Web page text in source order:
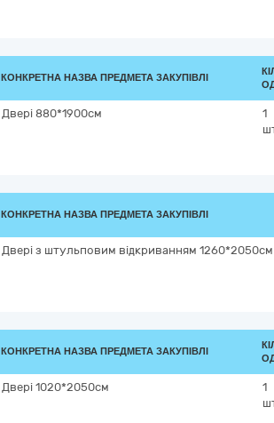
КОНКРЕТНА НАЗВА ПРЕДМЕТА ЗАКУПІВЛІ
Двері 880*1900см
1
КОНКРЕТНА НАЗВА ПРЕДМЕТА ЗАКУПІВЛІ
Двері з штульповим відкриванням 1260*2050см
КОНКРЕТНА НАЗВА ПРЕДМЕТА ЗАКУПІВЛІ
Двері 1020*2050см
1